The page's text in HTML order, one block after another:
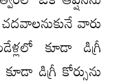
వారు
కూడా డిగ్రీ
డిగ్రీ కోర్సును